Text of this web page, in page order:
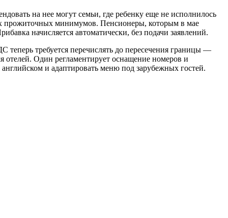
на нее могут семьи, где ребенку еще не исполнилось
прожиточных минимумов. Пенсионеры, которым в мае
начисляется автоматически, без подачи заявлений.
требуется перечислять до пересечения границы —
Один регламентирует оснащение номеров и
и адаптировать меню под зарубежных гостей.